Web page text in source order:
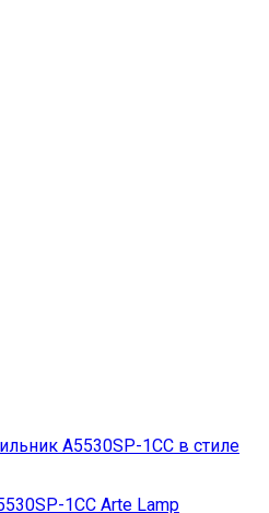
1CC Arte Lamp